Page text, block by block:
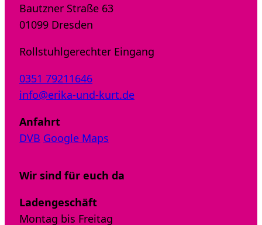
Bautzner Straße 63
01099 Dresden
Rollstuhlgerechter Eingang
0351 79211646
info@erika-und-kurt.de
Anfahrt
DVB Google Maps
Wir sind für euch da
Ladengeschäft
Montag bis Freitag